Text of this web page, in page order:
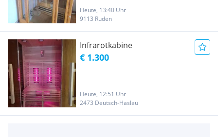
Heute, 13:40 Uhr
9113 Ruden
Infrarotkabine
€ 1.300
Heute, 12:51 Uhr
2473 Deutsch-Haslau